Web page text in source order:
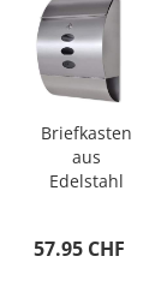
Briefkasten
aus
Edelstahl
57.95 CHF